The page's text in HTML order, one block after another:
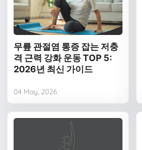
무릎 관절염 통증 잡는 저충
격 근력 강화 운동 TOP 5:
2026년 최신 가이드
04 May, 2026